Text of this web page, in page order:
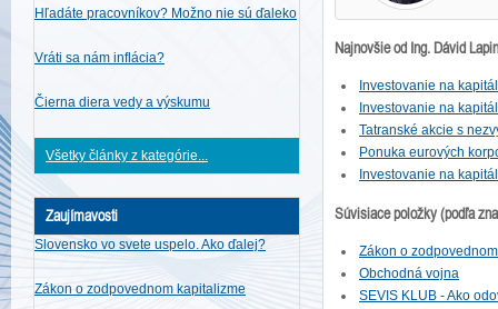
Hľadáte pracovníkov? Možno nie sú ďaleko
Vráti sa nám inflácia?
Čierna diera vedy a výskumu
Všetky články z kategórie...
Zaujímavosti
Slovensko vo svete uspelo. Ako ďalej?
Zákon o zodpovednom kapitalizme
Najnovšie od Ing. Dávid Lapin
Investovanie na
Investovanie na
Tatranské akcie s
Ponuka eurových
Investovanie na
Súvisiace položky (podľa
Zákon o
Obchodná vojna
SEVIS KLUB - Ako